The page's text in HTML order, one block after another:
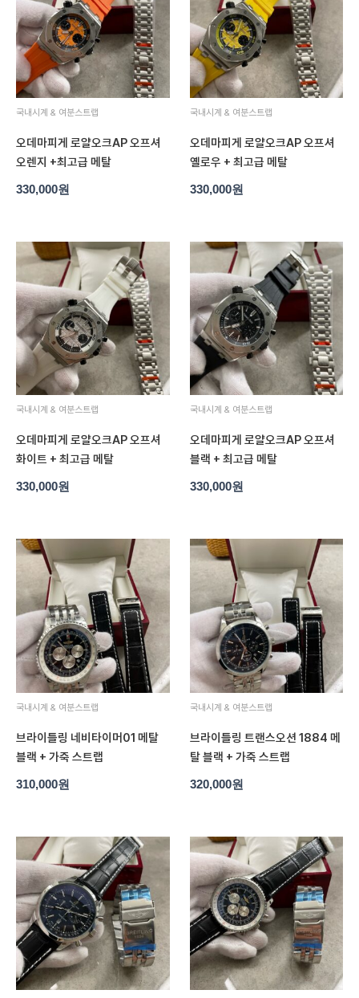
국내시계 & 여분스트랩
오데마피게 로얄오크AP 오프셔
오렌지 +최고급 메탈
330,000원
국내시계 & 여분스트랩
오데마피게 로얄오크AP 오프셔
옐로우 + 최고급 메탈
330,000원
국내시계 & 여분스트랩
오데마피게 로얄오크AP 오프셔
화이트 + 최고급 메탈
330,000원
국내시계 & 여분스트랩
오데마피게 로얄오크AP 오프셔
블랙 + 최고급 메탈
330,000원
국내시계 & 여분스트랩
브라이틀링 네비타이머01 메탈
블랙 + 가죽 스트랩
310,000원
국내시계 & 여분스트랩
브라이틀링 트랜스오션 1884 메
탈 블랙 + 가죽 스트랩
320,000원